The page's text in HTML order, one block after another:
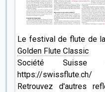
Le festival de flute de
Golden Flute Classic
Société Suisse
https://swissflute.ch/
Retrouvez d'autres